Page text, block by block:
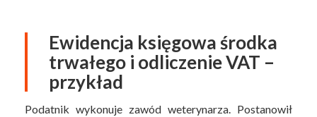
Ewidencja księgowa środka
trwałego i odliczenie VAT –
przykład
Podatnik wykonuje zawód weterynarza. Postanowił